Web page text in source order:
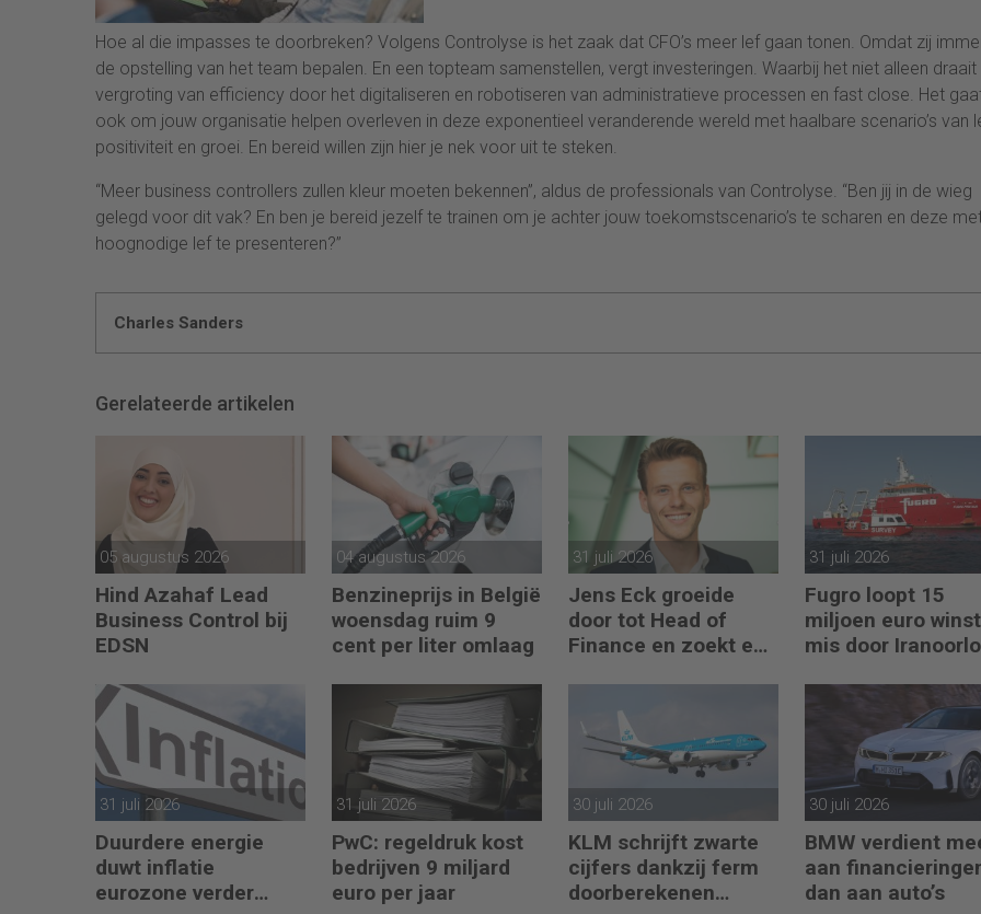
Hoe al die impasses te doorbreken? Volgens Controlyse is het zaak dat CFO’s meer lef gaan tonen. Omdat zij
de opstelling van het team bepalen. En een topteam samenstellen, vergt investeringen. Waarbij het niet alleen
vergroting van efficiency door het digitaliseren en robotiseren van administratieve processen en fast close. Het
ook om jouw organisatie helpen overleven in deze exponentieel veranderende wereld met haalbare scenario’s van
positiviteit en groei. En bereid willen zijn hier je nek voor uit te steken.
“Meer business controllers zullen kleur moeten bekennen”, aldus de professionals van Controlyse. “Ben jij in de wieg
gelegd voor dit vak? En ben je bereid jezelf te trainen om je achter jouw toekomstscenario’s te scharen en deze
hoognodige lef te presenteren?”
Charles Sanders
Gerelateerde artikelen
05 augustus 2026
Hind Azahaf Lead
Business Control bij
EDSN
04 augustus 2026
Benzineprijs in België
woensdag ruim 9
cent per liter omlaag
31 juli 2026
Jens Eck groeide
door tot Head of
Finance en zoekt een
31 juli 2026
Fugro loopt 15
miljoen euro winst
mis door
31 juli 2026
Duurdere energie
duwt inflatie
eurozone verder
31 juli 2026
PwC: regeldruk kost
bedrijven 9 miljard
euro per jaar
30 juli 2026
KLM schrijft zwarte
cijfers dankzij ferm
doorberekenen
30 juli 2026
BMW verdient
aan
dan aan auto’s